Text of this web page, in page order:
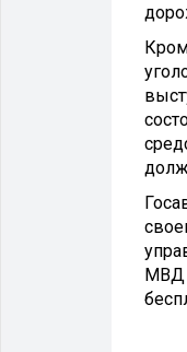
МВД